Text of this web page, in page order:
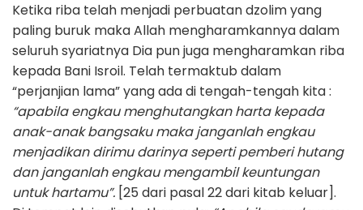
Ketika riba telah menjadi perbuatan dzolim yang
paling buruk maka Allah mengharamkannya dalam
seluruh syariatnya Dia pun juga mengharamkan riba
kepada Bani Isroil. Telah termaktub dalam
“perjanjian lama” yang ada di tengah-tengah kita :
“apabila engkau menghutangkan harta kepada
anak-anak bangsaku maka janganlah engkau
menjadikan dirimu darinya seperti pemberi hutang
dan janganlah engkau mengambil keuntungan
untuk hartamu”. [25 dari pasal 22 dari kitab keluar].